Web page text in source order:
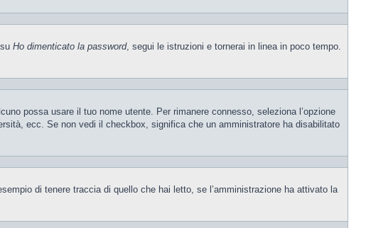
Ho dimenticato la password, segui le istruzioni e tornerai in linea in poco tempo.
possa usare il tuo nome utente. Per rimanere connesso, seleziona l’opzione
ecc. Se non vedi il checkbox, significa che un amministratore ha disabilitato
di tenere traccia di quello che hai letto, se l’amministrazione ha attivato la